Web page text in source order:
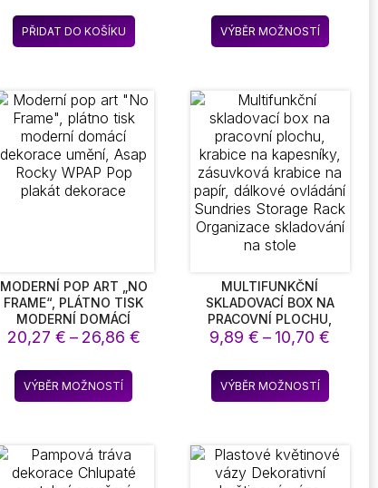
NÁSTĚNNÉ ZÁVĚSNÉ
OZDOBY DOMÁCÍ
SVATEBNÍ PARTY
PŘIDAT DO KOŠÍKU
DESKTOP LAMP
BEDROOM DECOR
DĚTSKÝ DÁREK
VÝBĚR MOŽNOSTÍ
Tento
produkt
vybrat
na
stránce
MODERNÍ POP ART „NO
FRAME“, PLÁTNO TISK
MODERNÍ DOMÁCÍ
DEKORACE UMĚNÍ, ASAP
PLAKÁT DEKORACE
20,27 € – 26,86 €Rozpětí
VÝBĚR MOŽNOSTÍ
Tento
produkt
Možnosti
MULTIFUNKČNÍ
SKLADOVACÍ BOX NA
PRACOVNÍ PLOCHU,
KRABICE NA KAPESNÍKY,
PAPÍR, DÁLKOVÉ
OVLÁDÁNÍ SUNDRIES
STORAGE RACK
9,89€ – 10,70€
VÝBĚR MOŽNOSTÍ
Tento
produkt
variant.